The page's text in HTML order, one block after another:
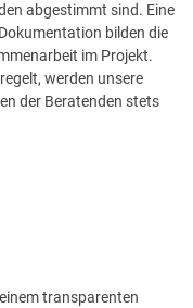
abgestimmt sind. Eine
bilden die
im Projekt.
werden unsere
der Beratenden stets
transparenten